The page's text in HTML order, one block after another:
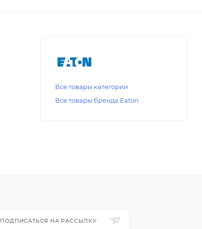
Все товары категории
Все товары бренда Eaton
ПОДПИСАТЬСЯ НА РАССЫЛКУ